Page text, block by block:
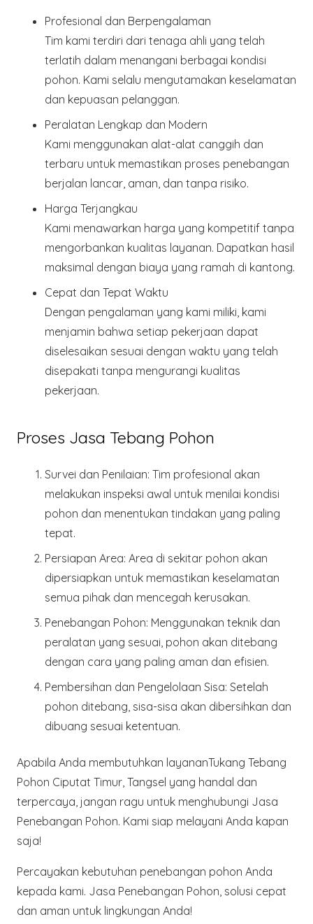
Profesional dan Berpengalaman
Tim kami terdiri dari tenaga ahli yang telah
terlatih dalam menangani berbagai kondisi
pohon. Kami selalu mengutamakan keselamatan
dan kepuasan pelanggan.
Peralatan Lengkap dan Modern
Kami menggunakan alat-alat canggih dan
terbaru untuk memastikan proses penebangan
berjalan lancar, aman, dan tanpa risiko.
Harga Terjangkau
Kami menawarkan harga yang kompetitif tanpa
mengorbankan kualitas layanan. Dapatkan hasil
maksimal dengan biaya yang ramah di kantong.
Cepat dan Tepat Waktu
Dengan pengalaman yang kami miliki, kami
menjamin bahwa setiap pekerjaan dapat
diselesaikan sesuai dengan waktu yang telah
disepakati tanpa mengurangi kualitas
pekerjaan.
Proses Jasa Tebang Pohon
Survei dan Penilaian: Tim profesional akan
melakukan inspeksi awal untuk menilai kondisi
pohon dan menentukan tindakan yang paling
tepat.
Persiapan Area: Area di sekitar pohon akan
dipersiapkan untuk memastikan keselamatan
semua pihak dan mencegah kerusakan.
Penebangan Pohon: Menggunakan teknik dan
peralatan yang sesuai, pohon akan ditebang
dengan cara yang paling aman dan efisien.
Pembersihan dan Pengelolaan Sisa: Setelah
pohon ditebang, sisa-sisa akan dibersihkan dan
dibuang sesuai ketentuan.
Apabila Anda membutuhkan layananTukang Tebang
Pohon Ciputat Timur, Tangsel yang handal dan
terpercaya, jangan ragu untuk menghubungi Jasa
Penebangan Pohon. Kami siap melayani Anda kapan
saja!
Percayakan kebutuhan penebangan pohon Anda
kepada kami. Jasa Penebangan Pohon, solusi cepat
dan aman untuk lingkungan Anda!